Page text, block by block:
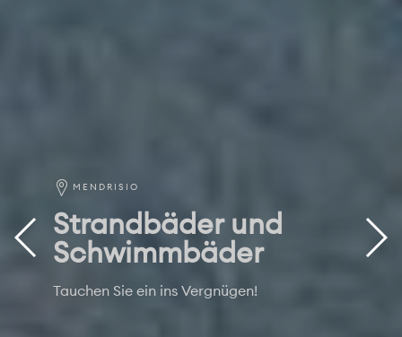
MENDRISIO
Strandbäder und
Schwimmbäder
Tauchen Sie ein ins Vergnügen!